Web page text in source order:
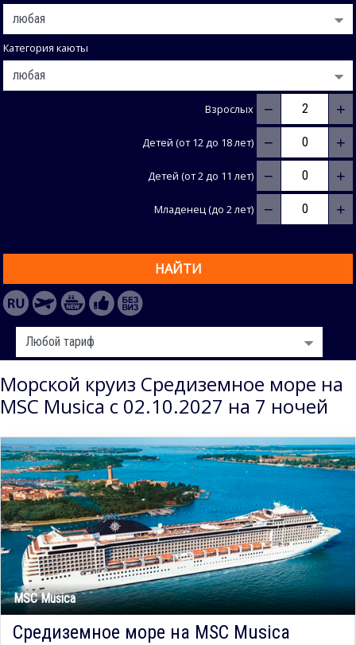
Категория каюты
Взрослых − +
Детей (от 12 до 18 лет) − +
Детей (от 2 до 11 лет) − +
Младенец (до 2 лет) − +
НАЙТИ
Морской круиз Средиземное море на
MSC Musica с 02.10.2027 на 7 ночей
MSC Musica
Средиземное море на MSC Musica